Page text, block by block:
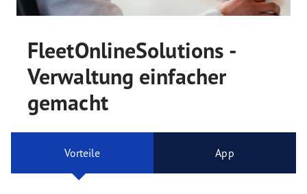
FleetOnlineSolutions -
Verwaltung einfacher
gemacht
Vorteile App